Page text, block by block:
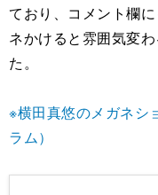
ており、コメント欄
ネかけると雰囲気変
た。
※横田真悠のメガネシ
ラム）